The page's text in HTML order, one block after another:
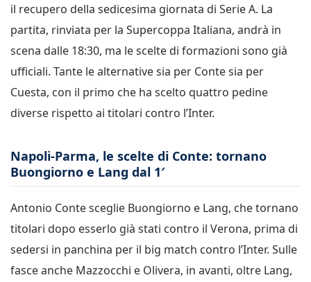
il recupero della sedicesima giornata di Serie A. La
partita, rinviata per la Supercoppa Italiana, andrà in
scena dalle 18:30, ma le scelte di formazioni sono già
ufficiali. Tante le alternative sia per Conte sia per
Cuesta, con il primo che ha scelto quattro pedine
diverse rispetto ai titolari contro l’Inter.
Napoli-Parma, le scelte di Conte: tornano
Buongiorno e Lang dal 1′
Antonio Conte sceglie Buongiorno e Lang, che tornano
titolari dopo esserlo già stati contro il Verona, prima di
sedersi in panchina per il big match contro l’Inter. Sulle
fasce anche Mazzocchi e Olivera, in avanti, oltre Lang,